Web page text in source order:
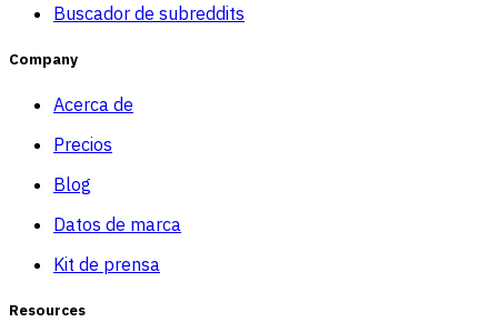
Buscador de subreddits
Company
Acerca de
Precios
Blog
Datos de marca
Kit de prensa
Resources